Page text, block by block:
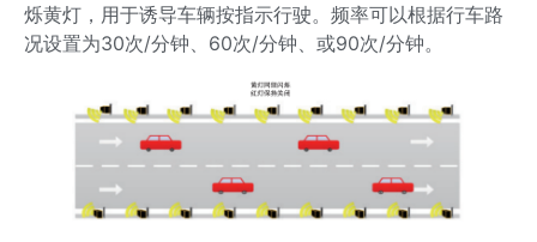
烁黄灯，用于诱导车辆按指示行驶。频率可以根据行车路
况设置为30次/分钟、60次/分钟、或90次/分钟。